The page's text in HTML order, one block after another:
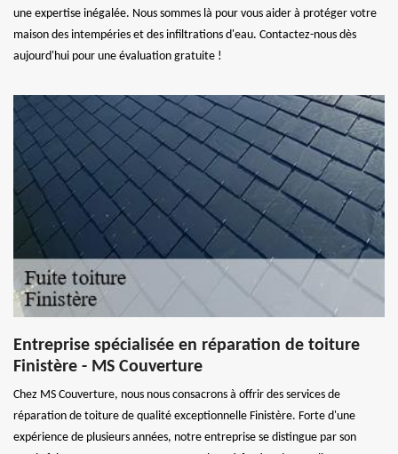
une expertise inégalée. Nous sommes là pour vous aider à protéger votre
maison des intempéries et des infiltrations d'eau. Contactez-nous dès
aujourd'hui pour une évaluation gratuite !
Entreprise spécialisée en réparation de toiture
Finistère - MS Couverture
Chez MS Couverture, nous nous consacrons à offrir des services de
réparation de toiture de qualité exceptionnelle Finistère. Forte d'une
expérience de plusieurs années, notre entreprise se distingue par son